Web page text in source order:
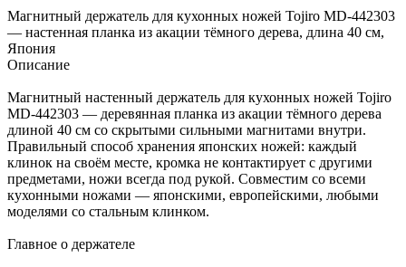
Магнитный держатель для кухонных ножей Tojiro MD-442303
— настенная планка из акации тёмного дерева, длина 40 см,
Япония
Описание
Магнитный настенный держатель для кухонных ножей Tojiro
MD-442303 — деревянная планка из акации тёмного дерева
длиной 40 см со скрытыми сильными магнитами внутри.
Правильный способ хранения японских ножей: каждый
клинок на своём месте, кромка не контактирует с другими
предметами, ножи всегда под рукой. Совместим со всеми
кухонными ножами — японскими, европейскими, любыми
моделями со стальным клинком.
Главное о держателе